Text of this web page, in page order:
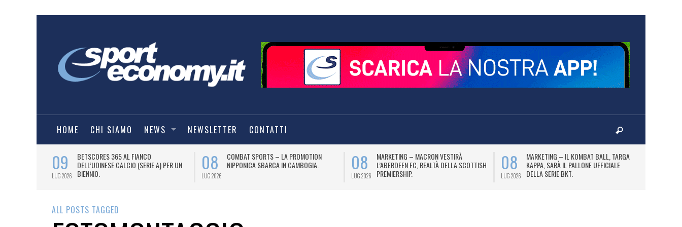
HOME CHI SIAMO NEWS NEWSLETTER CONTATTI
09
LUG 2026
BETSCORES 365 AL FIANCO
DELL’UDINESE CALCIO (SERIE A) PER UN
BIENNIO.
08
LUG 2026
COMBAT SPORTS – LA PROMOTION
NIPPONICA SBARCA IN CAMBOGIA.
08
LUG 2026
MARKETING – MACRON VESTIRÀ
L’ABERDEEN FC, REALTÀ DELLA SCOTTISH
PREMIERSHIP.
08
LUG 2026
MARKETING – IL KOMBAT BALL, TARGATO
KAPPA, SARÀ IL PALLONE UFFICIALE
DELLA SERIE BKT.
ALL POSTS TAGGED